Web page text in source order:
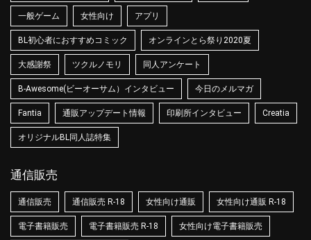
一般ゲーム 女性向け アプリ
BL初心者におすすめコミック オンラインとら祭り2020夏
大感謝祭 ツクルノモリ 同人アンケート
B-Awesome(ビーオーサム）インタビュー 今日のメルマガ
Fantia 通販アップデート情報 印刷所インタビュー Creatia
オリジナルBL同人誌特集
通信販売
通信販売 通信販売 R-18 女性向け通販 女性向け通販 R-18
電子書籍販売 電子書籍販売 R-18 女性向け電子書籍販売